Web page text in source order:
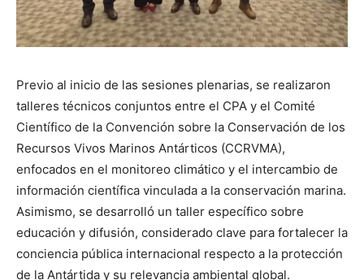
Previo al inicio de las sesiones plenarias, se realizaron
talleres técnicos conjuntos entre el CPA y el Comité
Científico de la Convención sobre la Conservación de los
Recursos Vivos Marinos Antárticos (CCRVMA),
enfocados en el monitoreo climático y el intercambio de
información científica vinculada a la conservación marina.
Asimismo, se desarrolló un taller específico sobre
educación y difusión, considerado clave para fortalecer la
conciencia pública internacional respecto a la protección
de la Antártida y su relevancia ambiental global.